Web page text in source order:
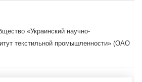
«Украинский научно-
текстильной промышленности» (ОАО